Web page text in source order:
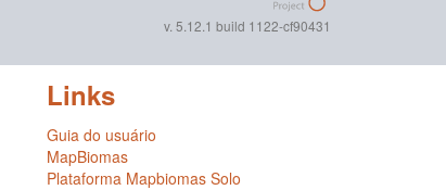
v. 5.12.1 build 1122-cf90431
Links
Guia do usuário
MapBiomas
Plataforma Mapbiomas Solo